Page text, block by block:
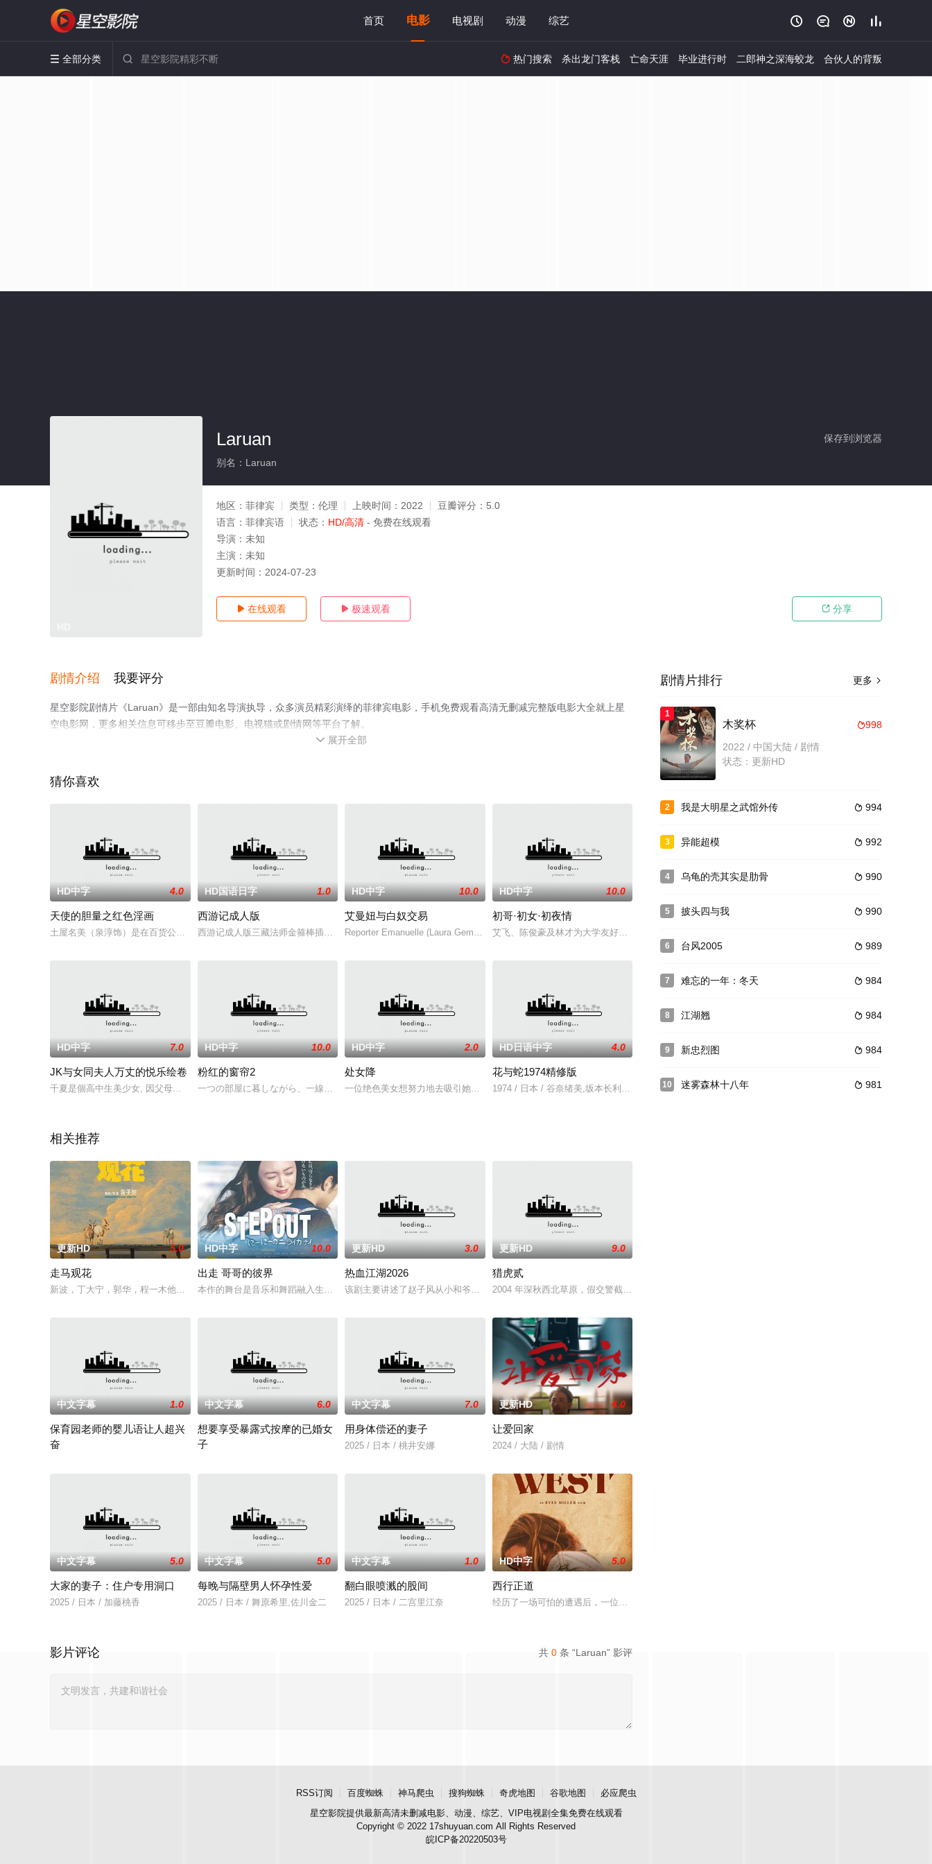
首页 电影 电视剧 动漫 综艺    
 全部分类   热门搜索 杀出龙门客栈 亡命天涯 毕业进行时 二郎神之深海蛟龙 合伙人的背叛
保存到浏览器
Laruan
别名：Laruan
地区： 菲律宾 类型： 伦理 上映时间： 2022 豆瓣评分： 5.0
语言： 菲律宾语 状态： HD/高清 - 免费在线观看
导演： 未知
主演： 未知
更新时间： 2024-07-23
 在线观看  极速观看  分享
剧情介绍 我要评分
星空影院剧情片《Laruan》是一部由知名导演执导，众多演员精彩演绎的菲律宾电影，手机免费观看高清无删减完整版电影大全就上星
空电影网，更多相关信息可移步至豆瓣电影、电视猫或剧情网等平台了解。
 展开全部
猜你喜欢
HD中字 4.0
天使的胆量之红色淫画
土屋名美（泉淳饰）是在百货公司上班的白领，她的私人生活十分混乱，和已有妻室的上司之间展开这一段牵扯到着感情和金
HD国语日字 1.0
西游记成人版
西游记成人版三藏法师金箍棒插入！且看这西天取经之路上到底都有什么！
HD中字 10.0
艾曼妞与白奴交易
Reporter Emanuelle (Laura Gemser) is doing a story on t
HD中字 10.0
初哥·初女·初夜情
艾飞、陈俊豪及林才为大学友好，以爱情没有收获，竟联袂到夜总会，惟见庸脂俗粉却很是厌恶，但发现校内
HD中字 7.0
JK与女同夫人万丈的悦乐绘卷
千夏是個高中生美少女, 因父母結婚20週年去歐洲旅行, 而將千夏寄宿在插花老師美里家中. 千夏剛到美里家中夜晚
HD中字 10.0
粉红的窗帘2
一つの部屋に暮しながら、一線を越えまいと悶々とする兄と妹の関係を描くシリーズ第2作。脚本は「ピンクのカーテン」
HD中字 2.0
处女降
一位绝色美女想努力地去吸引她前世深爱过的重新投胎的情人，于是她找来了一个统治侏儒食人部落的漂亮巫师求助。然而这
HD日语中字 4.0
花与蛇1974精修版
1974 / 日本 / 谷奈绪美,坂本长利,远藤宪一,石津康彦,八代康二,高桥明
相关推荐
更新HD 5.0
走马观花
新波，丁大宁，郭华，程一木他们毕业于同一所大学。他们和很多年轻人一样，自以为是，敏感错弱，没有被认可的才华。他
HD中字 10.0
出走 哥哥的彼界
本作的舞台是音乐和舞蹈融入生活的冲绳。与母亲朱音、妹妹舞一起生活的照屋踊，憧憬舞蹈学校的丽莎，开始了舞蹈生涯。
更新HD 3.0
热血江湖2026
该剧主要讲述了赵子风从小和爷爷在乡下习武，长大后从乡野来到大城市寻找自己的一处立足之地。在这样一个充满快节奏、
更新HD 9.0
猎虎贰
2004 年深秋西北草原，假交警截停铜矿押运车，炸药破箱、两命陨灭，悍匪携枪遁入茫茫戈壁。刑警杨志刚凭
中文字幕 1.0
保育园老师的婴儿语让人超兴
奋
中文字幕 6.0
想要享受暴露式按摩的已婚女
子
中文字幕 7.0
用身体偿还的妻子
2025 / 日本 / 桃井安娜
更新HD 4.0
让爱回家
2024 / 大陆 / 剧情
中文字幕 5.0
大家的妻子：住户专用洞口
2025 / 日本 / 加藤桃香
中文字幕 5.0
每晚与隔壁男人怀孕性爱
2025 / 日本 / 舞原希里,佐川金二
中文字幕 1.0
翻白眼喷溅的股间
2025 / 日本 / 二宫里江奈
HD中字 5.0
西行正道
经历了一场可怕的遭遇后，一位小镇女子向疏远的哥哥借了钱，独自一人踏上穿越西德克萨斯州的旅程，寻求
共 0 条 “Laruan” 影评
影片评论
更多 
剧情片排行
1
998
木奖杯
2022 / 中国大陆 / 剧情
状态：更新HD
2  994
我是大明星之武馆外传
3  992
异能超模
4  990
乌龟的壳其实是肋骨
5  990
披头四与我
6  989
台风2005
7  984
难忘的一年：冬天
8  984
江湖翘
9  984
新忠烈图
10  981
迷雾森林十八年
RSS订阅 百度蜘蛛 神马爬虫 搜狗蜘蛛 奇虎地图 谷歌地图
必应爬虫
星空影院提供最新高清未删减电影、动漫、综艺、VIP电视剧全集免费在线观看
Copyright © 2022 17shuyuan.com All Rights Reserved
皖ICP备20220503号